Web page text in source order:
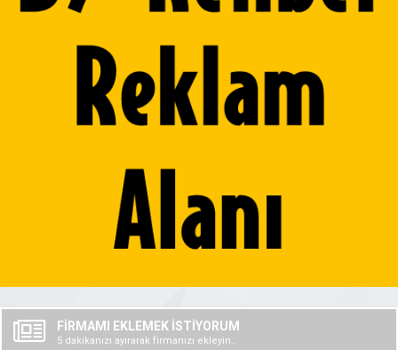
FİRMAMI EKLEMEK İSTİYORUM
5 dakikanızı ayırarak firmanızı ekleyin..